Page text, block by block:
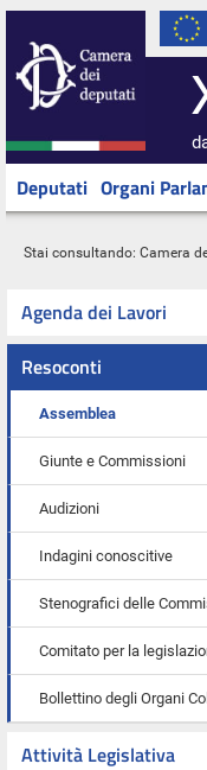
Deputati Organi
Stai consultando: Camera
Agenda dei Lavori
Resoconti
Assemblea
Giunte e Commissioni
Audizioni
Indagini conoscitive
Stenografici delle
Comitato per la
Bollettino degli Organi
Attività Legislativa